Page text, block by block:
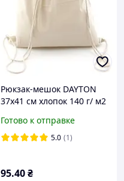
Рюкзак-мешок DAYTON
37x41 cм хлопок 140 г/ м2
Готово к отправке
5.0 (1)
95.40₴